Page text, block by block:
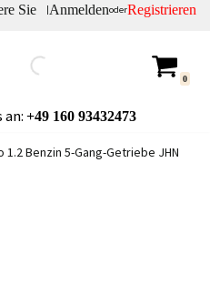
Sie |AnmeldenoderRegistrieren
0
+49160 93432473
1.2 Benzin 5-Gang-Getriebe JHN